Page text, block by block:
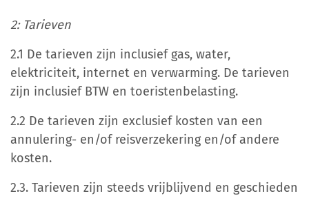
2: Tarieven
2.1 De tarieven zijn inclusief gas, water,
elektriciteit, internet en verwarming. De tarieven
zijn inclusief BTW en toeristenbelasting.
2.2 De tarieven zijn exclusief kosten van een
annulering- en/of reisverzekering en/of andere
kosten.
2.3. Tarieven zijn steeds vrijblijvend en geschieden